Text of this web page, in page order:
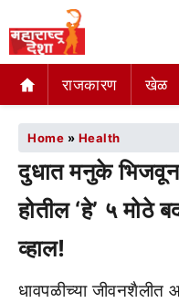
राजकारण खेळ
Home » Health
दुधात मनुके भिजवून
होतील ‘हे’ ५
व्हाल!
धावपळीच्या जीवनशैलीत